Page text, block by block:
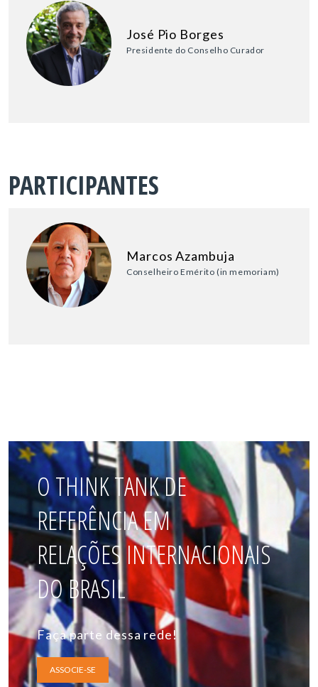
José Pio Borges
Presidente do Conselho Curador
PARTICIPANTES
Marcos Azambuja
Conselheiro Emérito (in memoriam)
O THINK TANK DE
REFERÊNCIA EM
RELAÇÕES INTERNACIONAIS
DO BRASIL
Faça parte dessa rede!
ASSOCIE-SE